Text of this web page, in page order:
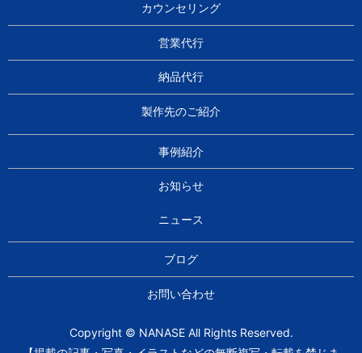
カウンセリング
営業代行
納品代行
製作先のご紹介
事例紹介
お知らせ
ニュース
ブログ
お問い合わせ
Copyright © NANASE All Rights Reserved.